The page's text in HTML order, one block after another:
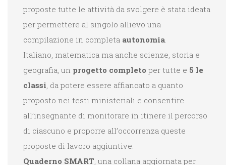
proposte tutte le attività da svolgere è stata ideata
per permettere al singolo allievo una
compilazione in completa autonomia.
Italiano, matematica ma anche scienze, storia e
geografia, un progetto completo per tutte e 5 le
classi, da potere essere affiancato a quanto
proposto nei testi ministeriali e consentire
all’insegnante di monitorare in itinere il percorso
di ciascuno e proporre all’occorrenza queste
proposte di lavoro aggiuntive.
Quaderno SMART, una collana aggiornata per